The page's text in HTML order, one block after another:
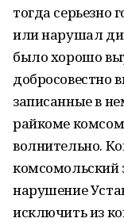
тогда серьезно
или нарушал
было хорошо
добросовестно
записанные в
райкоме
волнительно.
комсомольский
нарушение
исключить из